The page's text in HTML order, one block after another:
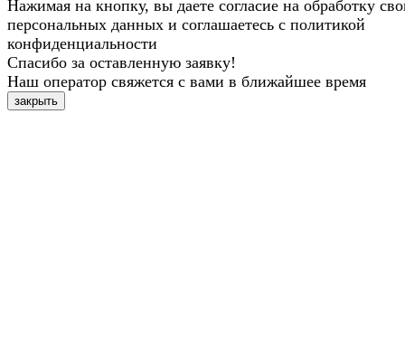
Нажимая на кнопку, вы даете согласие на обработку
персональных данных и соглашаетесь с политикой
конфиденциальности
Спасибо за оставленную заявку!
Наш оператор свяжется с вами в ближайшее время
закрыть